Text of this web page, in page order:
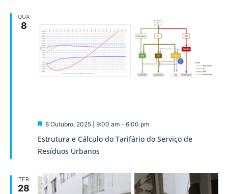
QUA
8
Estrutura e Cálculo do Tarifário do Serviço de
Resíduos Urbanos
Destaque
8 Outubro, 2025 | 9:00 am- 6:00 pm
TER
28